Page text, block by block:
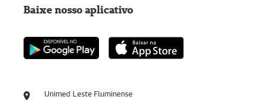
Unimed Leste Fluminense
Baixe nosso aplicativo